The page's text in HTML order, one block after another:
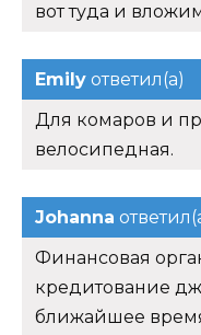
вот туда и
Emily ответил(а)
Для комаров и
велосипедная.
Johanna
Финансовая
кредитование
ближайшее